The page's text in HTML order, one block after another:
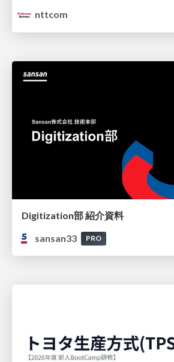
nttcom
Digitization部 紹介資料
sansan33
PRO